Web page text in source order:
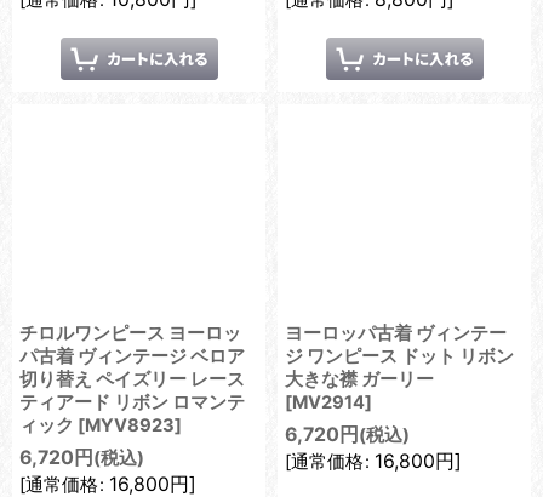
チロルワンピース ヨーロッ
パ古着 ヴィンテージ ベロア
切り替え ペイズリー レース
ティアード リボン ロマンテ
ィック [MYV8923]
6,720 円 (税込)
[通常価格: 16,800円]
ヨーロッパ古着 ヴィンテー
ジ ワンピース ドット リボン
大きな襟 ガーリー
[MV2914]
6,720 円 (税込)
[通常価格: 16,800円]